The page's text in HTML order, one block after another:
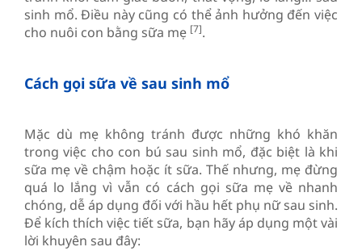
sinh mổ. Điều này cũng có thể ảnh hưởng đến việc
cho nuôi con bằng sữa mẹ [7].
Cách gọi sữa về sau sinh mổ
Mặc dù mẹ không tránh được những khó khăn
trong việc cho con bú sau sinh mổ, đặc biệt là khi
sữa mẹ về chậm hoặc ít sữa. Thế nhưng, mẹ đừng
quá lo lắng vì vẫn có cách gọi sữa mẹ về nhanh
chóng, dễ áp dụng đối với hầu hết phụ nữ sau sinh.
Để kích thích việc tiết sữa, bạn hãy áp dụng một vài
lời khuyên sau đây: